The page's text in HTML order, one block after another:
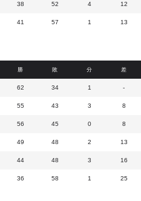
38 52 4 12
41 57 1 13
勝 敗 分 差
62 34 1 -
55 43 3 8
56 45 0 8
49 48 2 13
44 48 3 16
36 58 1 25